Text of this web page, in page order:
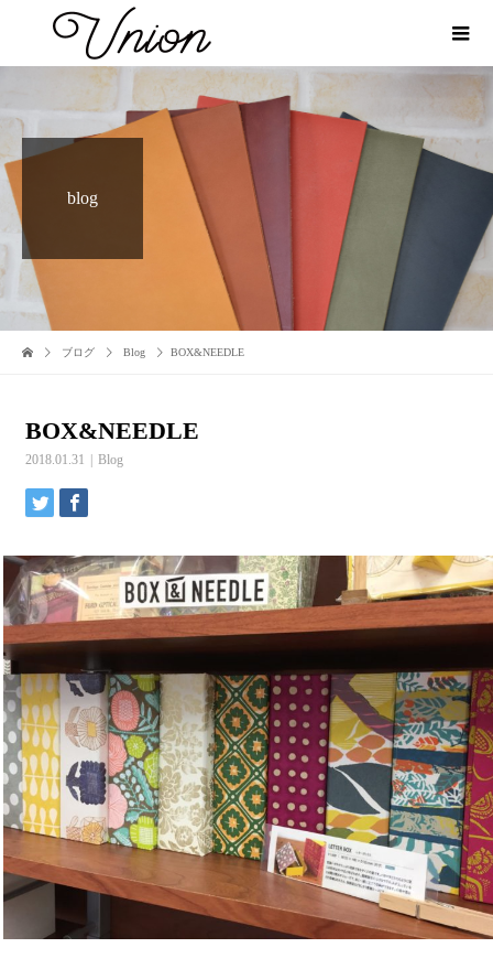
blog
ブログ Blog BOX&NEEDLE
BOX&NEEDLE
2018.01.31 Blog